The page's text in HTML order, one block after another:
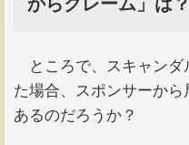
ところで、スキャンダ
た場合、スポンサーか
あるのだろうか？